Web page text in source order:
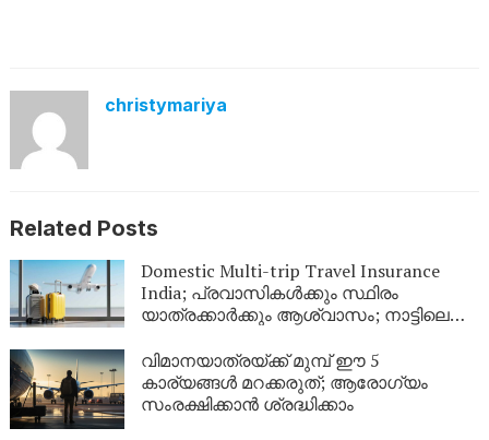
christymariya
Related Posts
Domestic Multi-trip Travel Insurance
India; പ്രവാസികൾക്കും സ്ഥിരം
യാത്രക്കാർക്കും ആശ്വാസം; നാട്ടിലെ
മതി! കൂട്ടിന് വീടിനും കാവൽ
വിമാനയാത്രയ്ക്ക് മുമ്പ് ഈ 5
കാര്യങ്ങൾ മറക്കരുത്; ആരോഗ്യം
സംരക്ഷിക്കാൻ ശ്രദ്ധിക്കാം